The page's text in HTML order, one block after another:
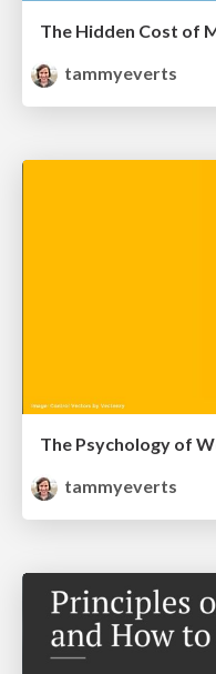
tammyeverts
tammyeverts